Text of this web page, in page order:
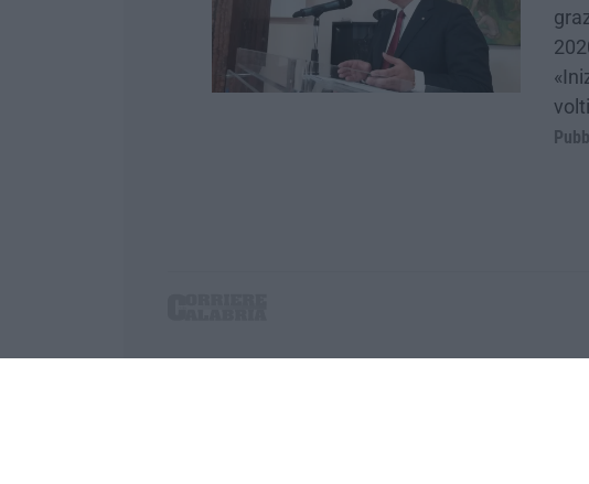
P.IVA. 03199620794, Via del mare 6/G, S.Eufemia, Lamezia
Iscrizione tribunale di Lamezia Terme 5/2011 - Direttore